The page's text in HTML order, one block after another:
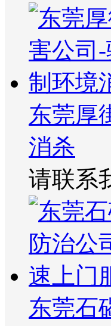
东莞厚
消杀
请联系
东莞石